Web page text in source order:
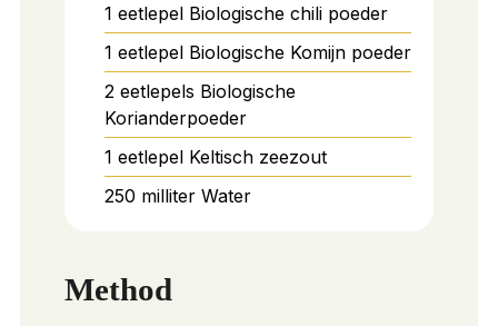
1 eetlepel Biologische chili poeder
1 eetlepel Biologische Komijn poeder
2 eetlepels Biologische
Korianderpoeder
1 eetlepel Keltisch zeezout
250 milliter Water
Method